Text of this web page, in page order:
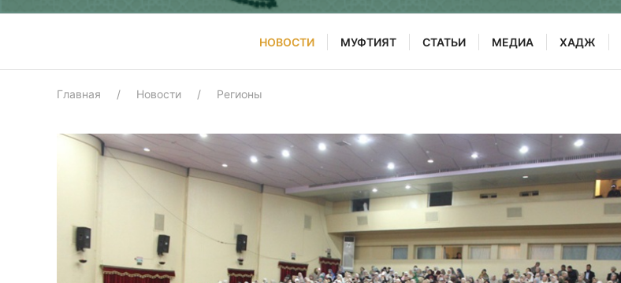
НОВОСТИ МУФТИЯТ СТАТЬИ МЕДИА ХАДЖ
Главная Новости Регионы